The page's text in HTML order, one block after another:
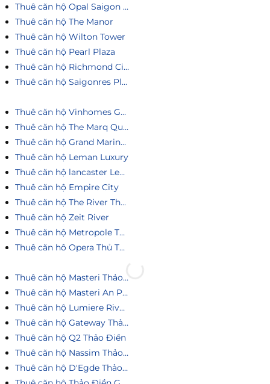
Thuê căn hộ Opal Saigon Pearl
Thuê căn hộ The Manor
Thuê căn hộ Wilton Tower
Thuê căn hộ Pearl Plaza
Thuê căn hộ Richmond City
Thuê căn hộ Saigonres Plaza
Thuê căn hộ Vinhomes Golden River
Thuê căn hộ The Marq Quận 1
Thuê căn hộ Grand Marina Saigon
Thuê căn hộ Leman Luxury
Thuê căn hộ lancaster Legacy
Thuê căn hộ Empire City
Thuê căn hộ The River Thủ Thiêm
Thuê căn hộ Zeit River
Thuê căn hộ Metropole Thủ Thiêm
Thuê căn hô Opera Thủ Thiêm
Thuê căn hộ Masteri Thảo Điền
Thuê căn hộ Masteri An Phú
Thuê căn hộ Lumiere Riverside
Thuê căn hộ Gateway Thảo Điền
Thuê căn hộ Q2 Thảo Điền
Thuê căn hộ Nassim Thảo Điền
Thuê căn hộ D'Egde Thảo Điền